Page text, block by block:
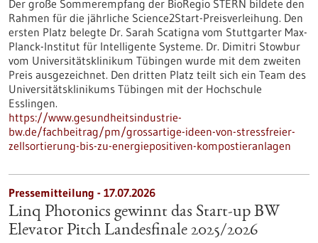
Der große Sommerempfang der BioRegio STERN bildete den
Rahmen für die jährliche Science2Start-Preisverleihung. Den
ersten Platz belegte Dr. Sarah Scatigna vom Stuttgarter Max-
Planck-Institut für Intelligente Systeme. Dr. Dimitri Stowbur
vom Universitätsklinikum Tübingen wurde mit dem zweiten
Preis ausgezeichnet. Den dritten Platz teilt sich ein Team des
Universitätsklinikums Tübingen mit der Hochschule
Esslingen.
https://www.gesundheitsindustrie-
bw.de/fachbeitrag/pm/grossartige-ideen-von-stressfreier-
zellsortierung-bis-zu-energiepositiven-kompostieranlagen
Pressemitteilung - 17.07.2026
Linq Photonics gewinnt das Start-up BW
Elevator Pitch Landesfinale 2025/2026